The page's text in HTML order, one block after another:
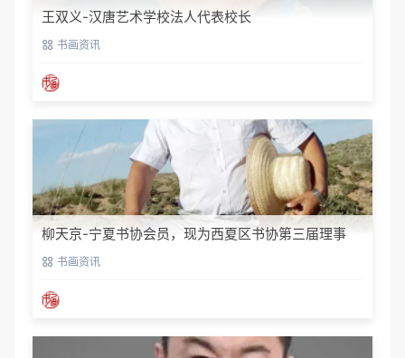
王双义-汉唐艺术学校法人代表校长
书画资讯
柳天京-宁夏书协会员，现为西夏区书协第三届理事
书画资讯